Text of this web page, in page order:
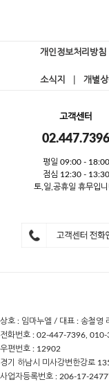
개인정보처리방침
소식지 개별상
고객센터
02.447.7396
평일 09:00 - 18:00
점심 12:30 - 13:30
토,일,공휴일 휴무입니
상호 : 임마누엘 / 대표 : 송철영
전화번호 : 02-447-7396,
우편번호 : 12902
경기 하남시 미사강변한강로
사업자등록번호 : 206-17-